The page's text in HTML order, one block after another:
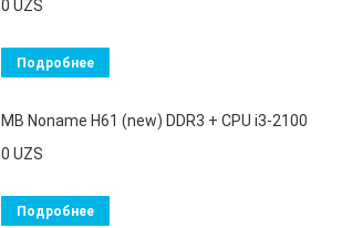
0 UZS
Подробнее
MB Noname H61 (new) DDR3 + CPU i3-2100
0 UZS
Подробнее